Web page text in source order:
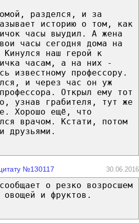
разделся, и за
историю о том, как
часы выудил. А жена
часы сегодня дома на
наш герой к
часам, а на них -
известному профессору.
и через час он уж
Открыл ему тот
узнав грабителя, тут же
Хорошо ещё, что
врачом. Кстати, потом
друзьями.
№130117 30.06.2016
о резко возросшем
овощей и фруктов.